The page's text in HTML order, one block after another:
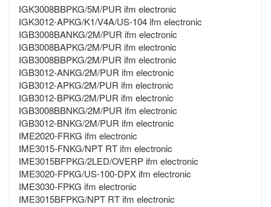
IGK3008BBPKG/5M/PUR ifm electronic
IGK3012-APKG/K1/V4A/US-104 ifm electronic
IGB3008BANKG/2M/PUR ifm electronic
IGB3008BAPKG/2M/PUR ifm electronic
IGB3008BBPKG/2M/PUR ifm electronic
IGB3012-ANKG/2M/PUR ifm electronic
IGB3012-APKG/2M/PUR ifm electronic
IGB3012-BPKG/2M/PUR ifm electronic
IGB3008BBNKG/2M/PUR ifm electronic
IGB3012-BNKG/2M/PUR ifm electronic
IME2020-FRKG ifm electronic
IME3015-FNKG/NPT RT ifm electronic
IME3015BFPKG/2LED/OVERP ifm electronic
IME3020-FPKG/US-100-DPX ifm electronic
IME3030-FPKG ifm electronic
IME3015BFPKG/NPT RT ifm electronic